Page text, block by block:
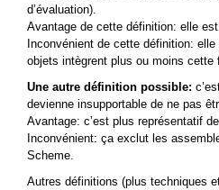
d’évaluation).
Avantage de cette définition: elle
Inconvénient de cette définition:
objets intègrent plus ou moins cette
Une autre définition possible:
devienne insupportable de ne pas
Avantage: c’est plus représentatif
Inconvénient: ça exclut les
Scheme.
Autres définitions (plus techniques